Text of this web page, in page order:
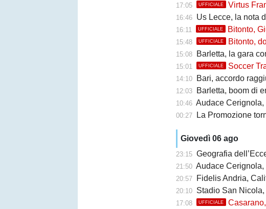
17:05 UFFICIALE Virtus
16:46 Us Lecce, la nota della
16:11 UFFICIALE Bitonto,
15:48 UFFICIALE Bitonto,
15:08 Barletta, la gara
15:01 UFFICIALE Soccer
14:10 Bari, accordo raggiunto
12:03 Barletta, boom di
10:46 Audace Cerignola, in
00:27 La Promozione
Giovedì 06 ago
23:15 Geografia
21:50 Audace Cerignola, in arrivo
20:57 Fidelis Andria,
20:10 Stadio San Nicola, il
17:08 UFFICIALE